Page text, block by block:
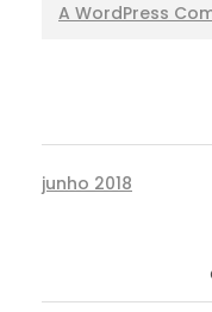
A WordPress
junho 2018